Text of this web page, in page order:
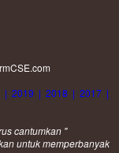
| 2019 | 2018 | 2017 |
cantumkan "
untuk memperbanyak